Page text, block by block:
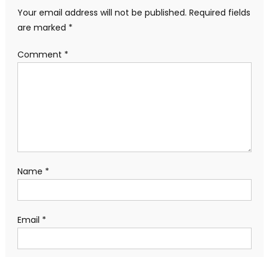
Your email address will not be published. Required fields
are marked *
Comment *
Name *
Email *